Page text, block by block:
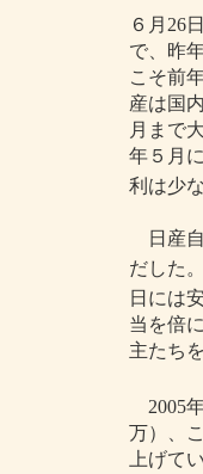
６月26
で、昨
こそ前
産は国
月まで
年５月
利は少
日産自
だした
日には
当を倍
主たち
2005
万）、
上げて